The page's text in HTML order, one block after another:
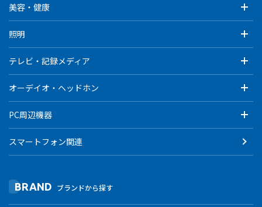
美容・健康
照明
テレビ・記録メディア
オーデイオ・ヘッドホン
PC周辺機器
スマートフォン関連
BRAND ブランドから探す